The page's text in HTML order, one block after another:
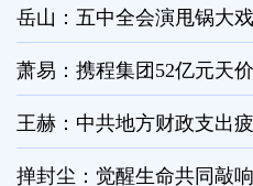
岳山：五中全会演甩锅大
萧易：携程集团52亿元天
王赫：中共地方财政支出
掸封尘：觉醒生命共同敲